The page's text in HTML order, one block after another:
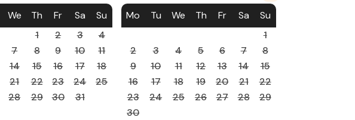
We Th Fr Sa
Su
1
2 3
4
7 8 9 10
11
14 15 16 17
18
21 22 23 24
25
28 29 30 31
Mo
Tu We Th Fr Sa
Su
1
2
3 4 5 6 7
8
9
10 11 12 13 14
15
16
17 18 19 20 21
22
23
24 25 26 27 28
29
30